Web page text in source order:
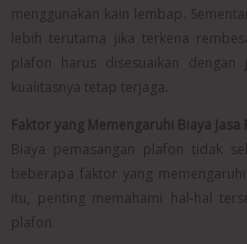
menggunakan kain lembap.
lebih terutama jika terkena
plafon harus disesuaikan dengan
kualitasnya tetap terjaga.
Faktor yang Memengaruhi Biaya Jasa
Biaya pemasangan plafon tidak
beberapa faktor yang
itu, penting memahami hal-hal
plafon.